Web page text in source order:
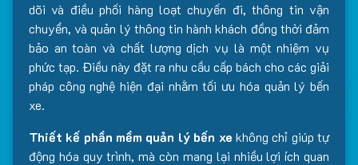
dõi và điều phối hàng loạt chuyến đi, thông tin vận
chuyển, và quản lý thông tin hành khách đồng thời đảm
bảo an toàn và chất lượng dịch vụ là một nhiệm vụ
phức tạp. Điều này đặt ra nhu cầu cấp bách cho các giải
pháp công nghệ hiện đại nhằm tối ưu hóa quản lý bến
xe.
Thiết kế phần mềm quản lý bến xe không chỉ giúp tự
động hóa quy trình, mà còn mang lại nhiều lợi ích quan